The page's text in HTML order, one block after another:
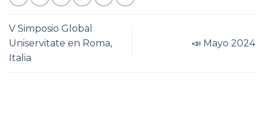
V Simposio Global
Uniservitate en Roma,
Italia
📣 Mayo 2024